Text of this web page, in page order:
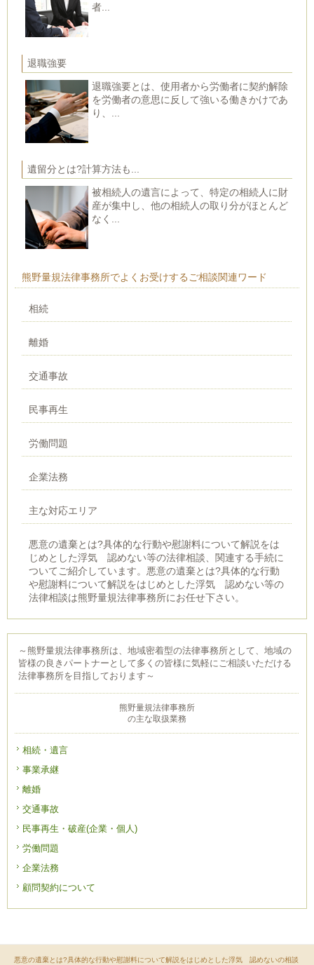
～熊野量規法律事務所は、地域密着型の法律事務所として、地域の
皆様の良きパートナーとして多くの皆様に気軽にご相談いただける
法律事務所を目指しております～
熊野量規法律事務所
の主な取扱業務
相続・遺言
事業承継
離婚
交通事故
民事再生・破産(企業・個人)
労働問題
企業法務
顧問契約について
者...
退職強要
退職強要とは、使用者から労働者に契約解除
を労働者の意思に反して強いる働きかけであ
り、...
遺留分とは?計算方法も...
被相続人の遺言によって、特定の相続人に財
産が集中し、他の相続人の取り分がほとんど
なく...
熊野量規法律事務所でよくお受けするご相談関連ワード
相続
離婚
交通事故
民事再生
労働問題
企業法務
主な対応エリア
悪意の遺棄とは?具体的な行動や慰謝料について解説をは
じめとした浮気 認めない等の法律相談、関連する手続に
ついてご紹介しています。悪意の遺棄とは?具体的な行動
や慰謝料について解説をはじめとした浮気 認めない等の
法律相談は熊野量規法律事務所にお任せ下さい。
悪意の遺棄とは?具体的な行動や慰謝料について解説をはじめとした浮気 認めないの相談